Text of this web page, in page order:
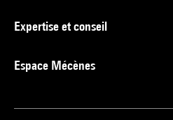
Expertise et conseil
Espace Mécènes